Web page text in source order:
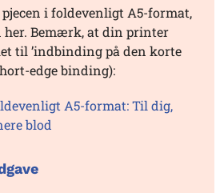
i foldevenligt A5-format,
her. Bemærk, at din printer
til ’indbinding på den korte
edge binding):
A5-format: Til dig,
blod